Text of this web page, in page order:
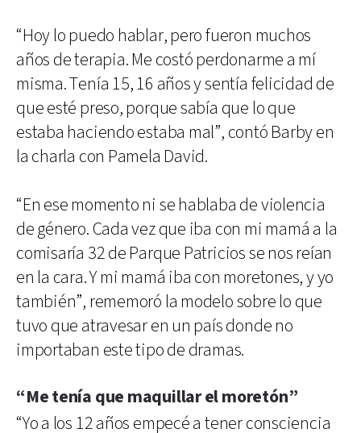
“Hoy lo puedo hablar, pero fueron muchos
años de terapia. Me costó perdonarme a mí
misma. Tenía 15, 16 años y sentía felicidad de
que esté preso, porque sabía que lo que
estaba haciendo estaba mal”, contó Barby en
la charla con Pamela David.
“En ese momento ni se hablaba de violencia
de género. Cada vez que iba con mi mamá a la
comisaría 32 de Parque Patricios se nos reían
en la cara. Y mi mamá iba con moretones, y yo
también”, rememoró la modelo sobre lo que
tuvo que atravesar en un país donde no
importaban este tipo de dramas.
“Me tenía que maquillar el moretón”
“Yo a los 12 años empecé a tener consciencia